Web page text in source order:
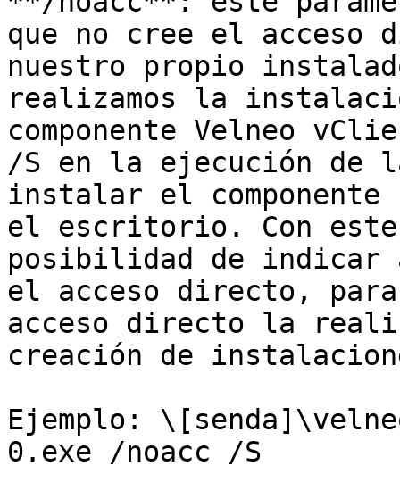
que no cree el acceso
nuestro propio
realizamos la
componente Velneo
/S en la ejecución de
instalar el componente
el escritorio. Con este
posibilidad de indicar
el acceso directo,
acceso directo la
creación de
Ejemplo:
0.exe /noacc /S